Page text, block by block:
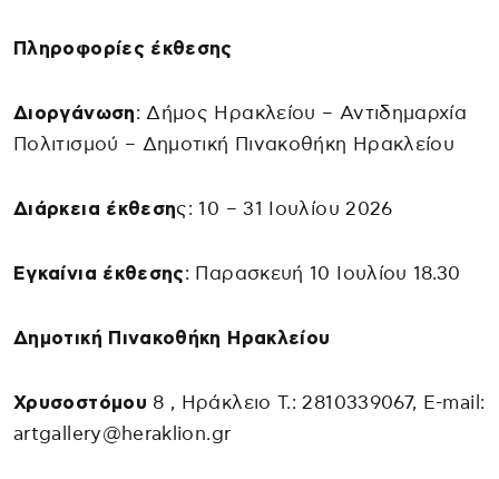
Πληροφορίες έκθεσης
Διοργάνωση: Δήμος Ηρακλείου – Αντιδημαρχία
Πολιτισμού – Δημοτική Πινακοθήκη Ηρακλείου
Διάρκεια έκθεσης: 10 – 31 Ιουλίου 2026
Εγκαίνια έκθεσης: Παρασκευή 10 Ιουλίου 18.30
Δημοτική Πινακοθήκη Ηρακλείου
Χρυσοστόμου 8 , Ηράκλειο Τ.: 2810339067, E-mail:
artgallery@heraklion.gr